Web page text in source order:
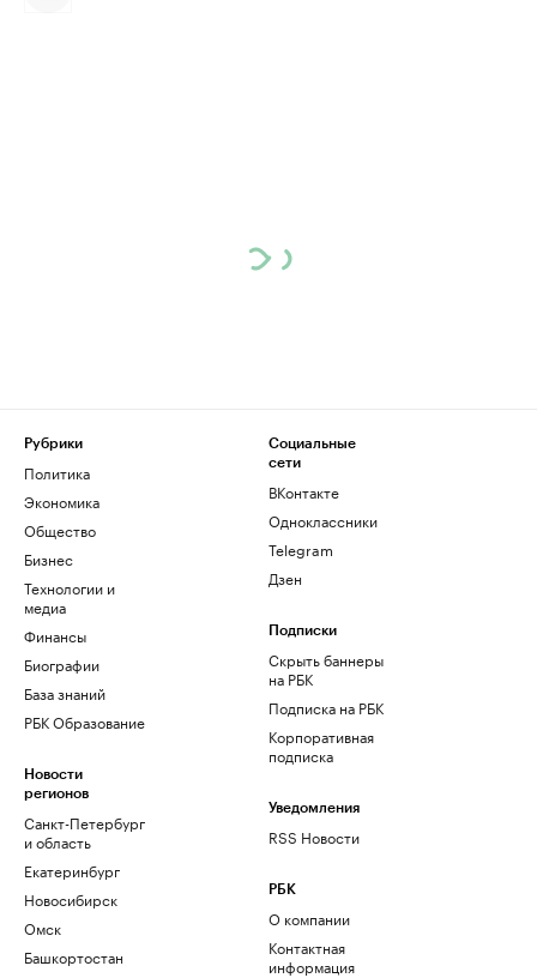
Рубрики
Политика
Экономика
Общество
Бизнес
Технологии и
медиа
Финансы
Биографии
База знаний
РБК Образование
Новости
регионов
Санкт-Петербург
и область
Екатеринбург
Новосибирск
Омск
Башкортостан
Социальные
сети
ВКонтакте
Одноклассники
Telegram
Дзен
Подписки
Скрыть баннеры
на РБК
Подписка на РБК
Корпоративная
подписка
Уведомления
RSS Новости
РБК
О компании
Контактная
информация